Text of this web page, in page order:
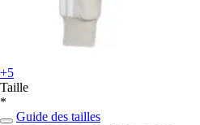
+5
Taille
*
Guide des tailles